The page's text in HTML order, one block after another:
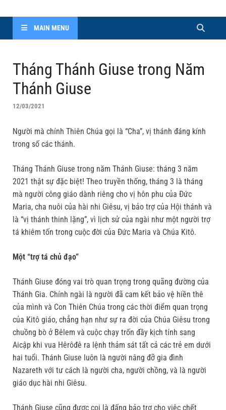
MAIN MENU
Tháng Thánh Giuse trong Năm
Thánh Giuse
12/03/2021
Người mà chính Thiên Chúa gọi là “Cha”, vị thánh đáng kính
trong số các thánh.
Tháng Thánh Giuse trong năm Thánh Giuse: tháng 3 năm
2021 thật sự đặc biệt! Theo truyền thống, tháng 3 là tháng
mà người công giáo dành riêng cho vị hôn phu của Đức
Maria, cha nuôi của hài nhi Giêsu, vị bảo trợ của Hội thánh và
là “vị thánh thinh lặng”, vì lịch sử của ngài như một người trợ
tá khiêm tốn trong cuộc đời của Đức Maria và Chúa Kitô.
Một “trợ tá chủ đạo”
Thánh Giuse đóng vai trò quan trọng trong quãng đường của
Thánh Gia. Chính ngài là người đã cam kết bảo vệ hiền thê
của mình và Con Thiên Chúa trong các thời điểm quan trọng
của Kitô giáo, chẳng hạn như sự ra đời của Chúa Giêsu trong
chuồng bò ở Bêlem và cuộc chạy trốn đầy kịch tính sang
Aicập khi vua Hêrôđê ra lệnh thảm sát tất cả các trẻ em dưới
hai tuổi. Thánh Giuse luôn là người nâng đỡ gia đình
Nazareth với tư cách là người cha, người chồng, và là người
giáo dục hài nhi Giêsu.
Thánh Giuse cũng được coi là đấng bảo trợ cho việc chết